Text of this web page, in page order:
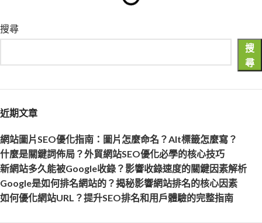
搜尋
搜
尋
近期文章
網站圖片SEO優化指南：圖片怎麼命名？Alt標籤怎麼寫？
什麼是關鍵詞佈局？外貿網站SEO優化必學的核心技巧
新網站多久能被Google收錄？影響收錄速度的關鍵因素解析
Google是如何排名網站的？揭秘影響網站排名的核心因素
如何優化網站URL？提升SEO排名和用戶體驗的完整指南